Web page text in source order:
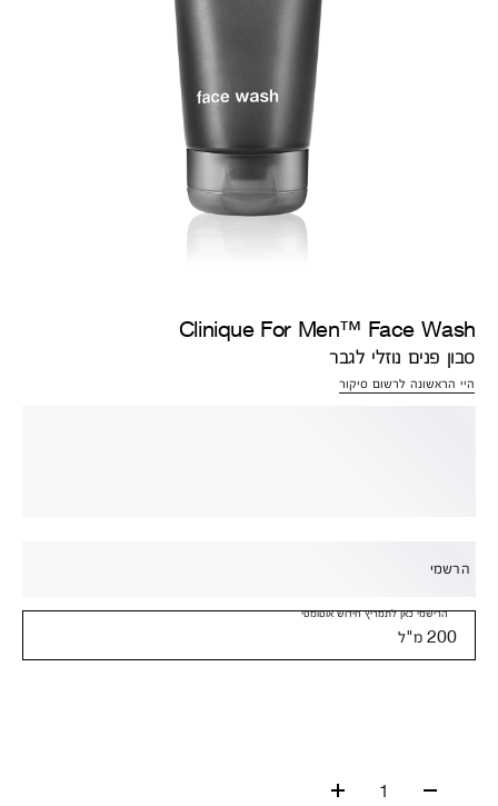
Clinique For Men™ Face Wash
סבון פנים נוזלי לגבר
היי הראשונה לרשום סיקור
200 מ"ל
הרשמי
הרישמי כאן לתמריץ חידוש אוטומטי
1